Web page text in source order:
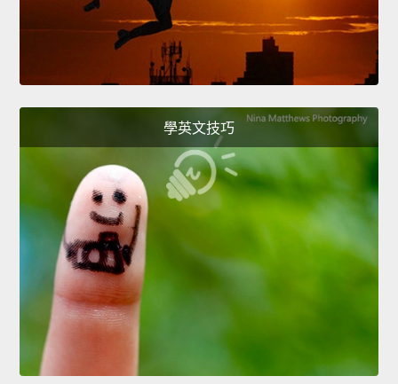
學英文技巧